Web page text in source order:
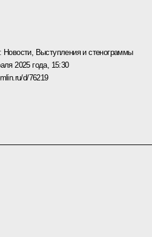
Новости, Выступления и стенограммы
2025 года, 15:30
d/76219